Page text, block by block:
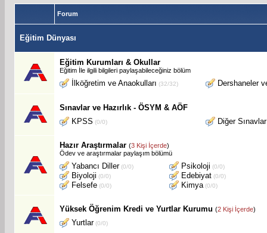
Forum
Eğitim Dünyası
Eğitim Kurumları & Okullar
Eğitim İle ilgili bilgileri paylaşabileceğiniz bölüm
İlköğretim ve Anaokulları (32/32) Dershaneler
Sınavlar ve Hazırlık - ÖSYM & AÖF
KPSS (0/0) Diğer Sınavlar
Hazır Araştırmalar (3 Kişi İçerde)
Ödev ve araştırmalar paylaşım bölümü
Yabancı Diller(0/0) Psikoloji (0/0)
Biyoloji (0/0) Edebiyat (0/0)
Felsefe (0/0) Kimya (0/0)
Yüksek Öğrenim Kredi ve Yurtlar Kurumu (2 Kişi İçerde)
Yurtlar(0/0)